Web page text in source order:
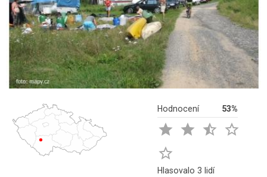
Hodnocení 53%
   

Hlasovalo 3 lidí